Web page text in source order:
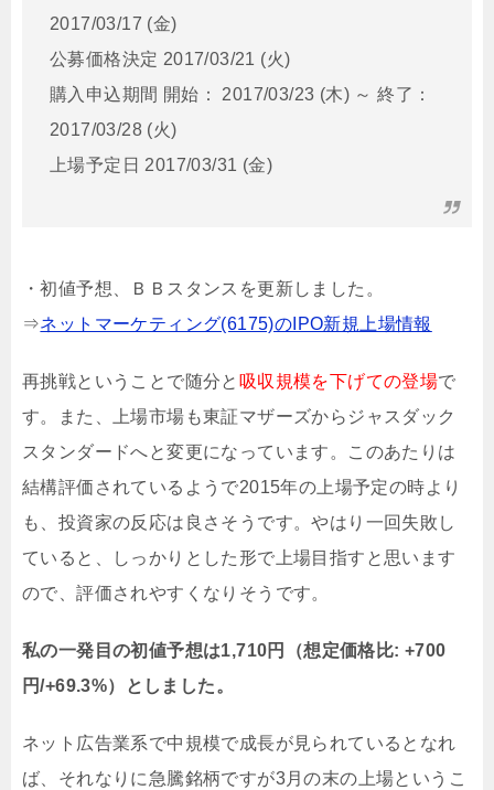
2017/03/17 (金)
公募価格決定 2017/03/21 (火)
購入申込期間 開始： 2017/03/23 (木) ～ 終了：
2017/03/28 (火)
上場予定日 2017/03/31 (金)
・初値予想、ＢＢスタンスを更新しました。
⇒ネットマーケティング(6175)のIPO新規上場情報
再挑戦ということで随分と 吸収規模を下げての登場で
す。また、上場市場も東証マザーズからジャスダック
スタンダードへと変更になっています。このあたりは
結構評価されているようで2015年の上場予定の時より
も、投資家の反応は良さそうです。やはり一回失敗し
ていると、しっかりとした形で上場目指すと思います
ので、評価されやすくなりそうです。
私の一発目の初値予想は1,710円（想定価格比: +700
円/+69.3%）としました。
ネット広告業系で中規模で成長が見られているとなれ
ば、それなりに急騰銘柄ですが3月の末の上場というこ